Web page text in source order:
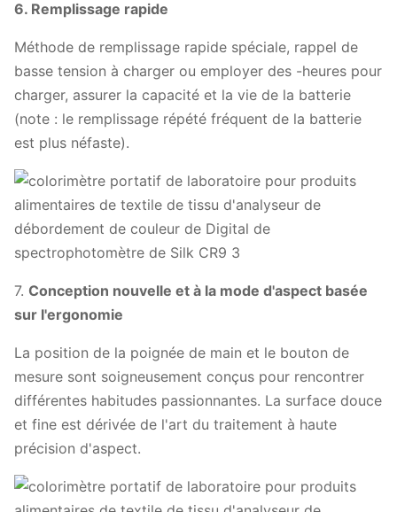
6. Remplissage rapide
Méthode de remplissage rapide spéciale, rappel de
basse tension à charger ou employer des -heures pour
charger, assurer la capacité et la vie de la batterie
(note : le remplissage répété fréquent de la batterie
est plus néfaste).
7. Conception nouvelle et à la mode d'aspect basée
sur l'ergonomie
La position de la poignée de main et le bouton de
mesure sont soigneusement conçus pour rencontrer
différentes habitudes passionnantes. La surface douce
et fine est dérivée de l'art du traitement à haute
précision d'aspect.